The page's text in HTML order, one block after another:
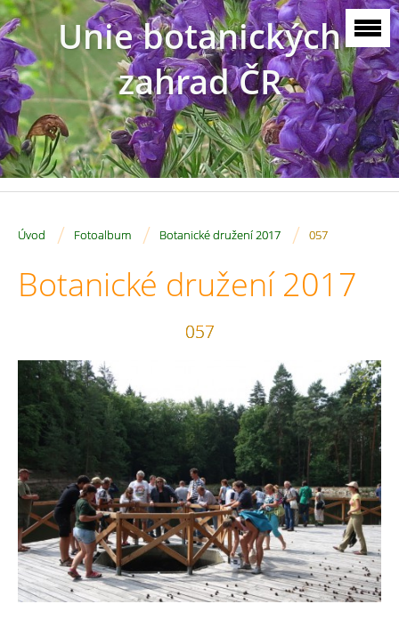
Unie botanických
zahrad ČR
Úvod / Fotoalbum / Botanické družení 2017 / 057
Botanické družení 2017
057